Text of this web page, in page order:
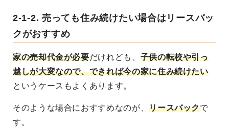
2-1-2. 売っても住み続けたい場合はリースバッ
クがおすすめ
家の売却代金が必要だけれども、 子供の転校や引っ
越しが大変なので、できれば今の家に住み続けたい
というケースもよくあります。
そのような場合におすすめなのが、リースバックで
す。